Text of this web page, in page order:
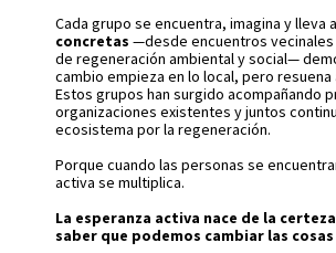
Cada grupo se encuentra, imagina y lleva
concretas —desde encuentros vecinales
de regeneración ambiental y social—
cambio empieza en lo local, pero resuena
Estos grupos han surgido acompañando
organizaciones existentes y juntos
ecosistema por la regeneración.
Porque cuando las personas se
activa se multiplica.
La esperanza activa nace de la
saber que podemos cambiar las cosas